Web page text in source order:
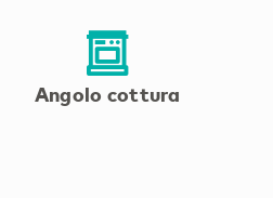
Angolo cottura